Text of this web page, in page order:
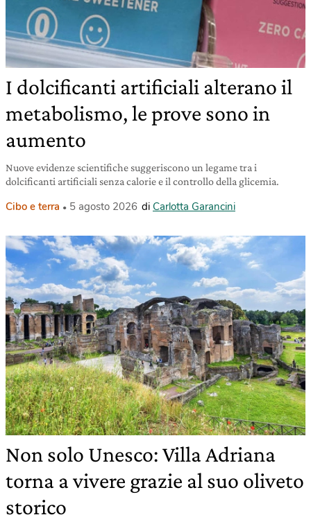
I dolcificanti artificiali alterano il
metabolismo, le prove sono in
aumento
Nuove evidenze scientifiche suggeriscono un legame tra i
dolcificanti artificiali senza calorie e il controllo della glicemia.
Cibo e terra 5 agosto 2026 di Carlotta Garancini
Non solo Unesco: Villa Adriana
torna a vivere grazie al suo oliveto
storico